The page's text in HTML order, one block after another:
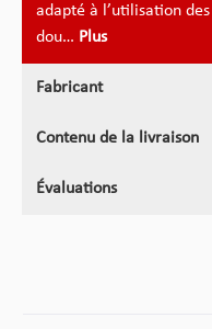
adapté à l’utilisation
dou… Plus
Fabricant
Contenu de la livraison
Évaluations